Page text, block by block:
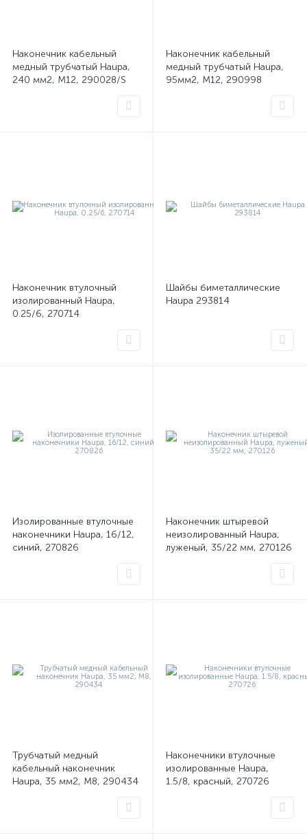
Наконечник кабельный
медный трубчатый Haupa,
240 мм2, M12, 290028/S
Наконечник кабельный
медный трубчатый Haupa,
95мм2, М12, 290998
Наконечник втулочный
изолированный Haupa,
0.25/6, 270714
Шайбы биметаллические
Haupa 293814
Изолированные втулочные
наконечники Haupa, 16/12,
синий, 270826
Наконечник штыревой
неизолированный Haupa,
луженый, 35/22 мм, 270126
Трубчатый медный
кабельный наконечник
Haupa, 35 мм2, М8, 290434
Наконечники втулочные
изолированные Haupa,
1.5/8, красный, 270726